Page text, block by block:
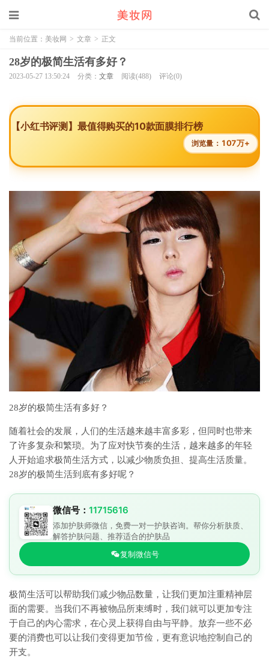
当前位置： 美妆网 > 文章 > 正文
28岁的极简生活有多好？
2023-05-27 13:50:24 分类： 文章 阅读(488) 评论(0)
【小红书评测】最值得购买的10款面膜排行榜
浏览量： 107万+
28岁的极简生活有多好？
随着社会的发展，人们的生活越来越丰富多彩，但同时也带来
了许多复杂和繁琐。为了应对快节奏的生活，越来越多的年轻
人开始追求极简生活方式，以减少物质负担、提高生活质量。
28岁的极简生活到底有多好呢？
微信号： 11715616
添加护肤师微信，免费一对一护肤咨询。帮你分析肤质、
解答护肤问题、推荐适合的护肤品
复制微信号
极简生活可以帮助我们减少物品数量，让我们更加注重精神层
面的需要。当我们不再被物品所束缚时，我们就可以更加专注
于自己的内心需求，在心灵上获得自由与平静。放弃一些不必
要的消费也可以让我们变得更加节俭，更有意识地控制自己的
开支。